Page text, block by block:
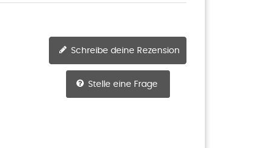
Schreibe deine Rezension
Stelle eine Frage